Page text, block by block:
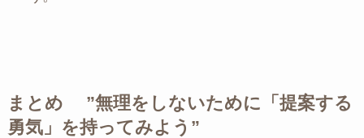
まとめ ”無理をしないために「提案する
勇気」を持ってみよう”